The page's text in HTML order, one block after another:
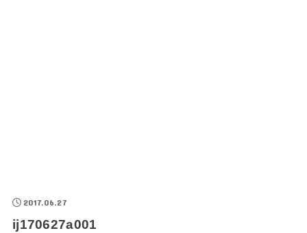
2017.06.27
ij170627a001